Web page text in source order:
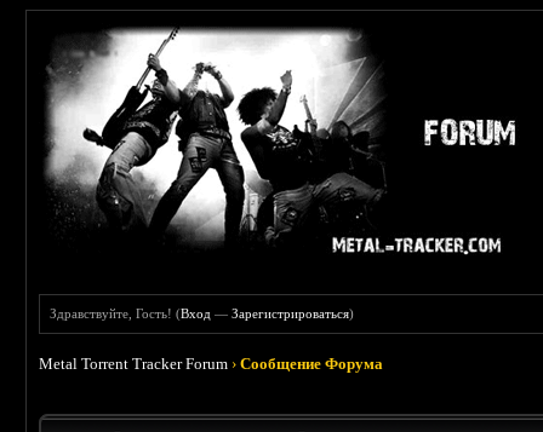
Здравствуйте, Гость! (Вход —Зарегистрироваться)
Metal Torrent Tracker Forum ›Сообщение Форума